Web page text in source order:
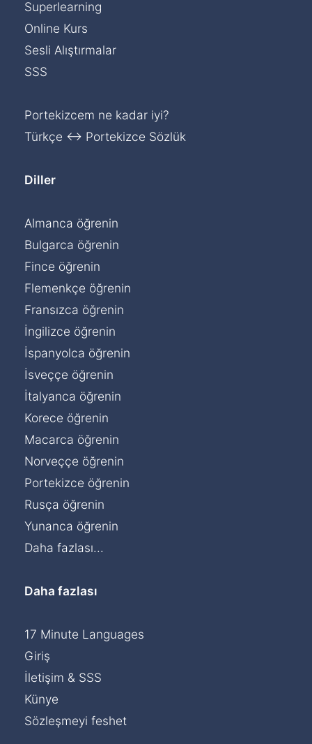
Superlearning
Online Kurs
Sesli Alıştırmalar
SSS
Portekizcem ne kadar iyi?
Türkçe ↔ Portekizce Sözlük
Diller
Almanca öğrenin
Bulgarca öğrenin
Fince öğrenin
Flemenkçe öğrenin
Fransızca öğrenin
İngilizce öğrenin
İspanyolca öğrenin
İsveççe öğrenin
İtalyanca öğrenin
Korece öğrenin
Macarca öğrenin
Norveççe öğrenin
Portekizce öğrenin
Rusça öğrenin
Yunanca öğrenin
Daha fazlası...
Daha fazlası
17 Minute Languages
Giriş
İletişim & SSS
Künye
Sözleşmeyi feshet